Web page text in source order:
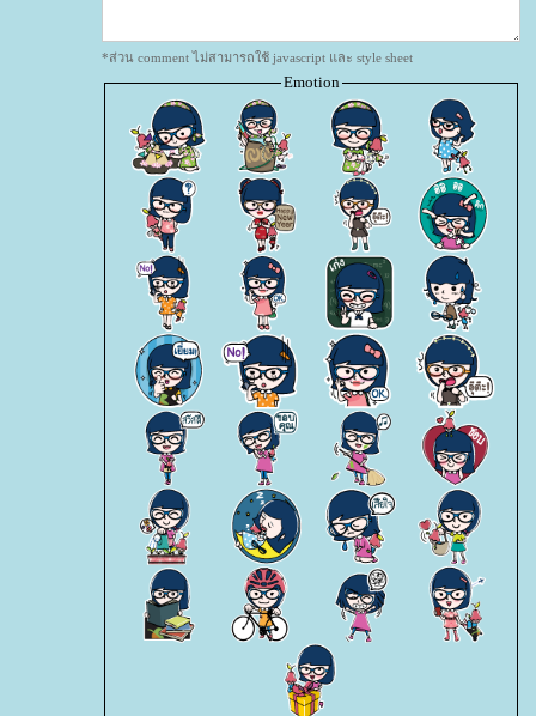
*ส่วน comment ไม่สามารถใช้ javascript และ style sheet
Emotion